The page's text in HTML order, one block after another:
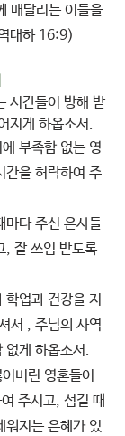
매달리는 이들을
대하 16:9)
지게 하옵소서.
부족함 없는 영
간을 허락하여 주
마다 주신 은사들
, 잘 쓰임 받도록
업과 건강을 지
서 , 주님의 사역
없게 하옵소서.
버린 영혼들이
주시고, 섬길 때
워지는 은혜가 있